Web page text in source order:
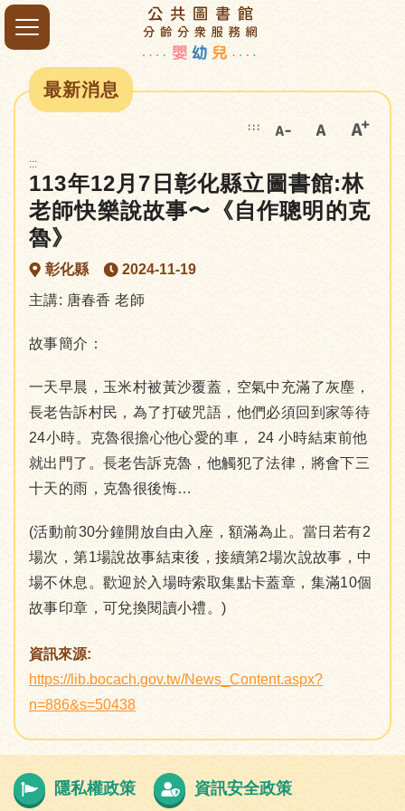
最新消息
:::
:::
113年12月7日彰化縣立圖書館:林
老師快樂說故事〜《自作聰明的克
魯》
彰化縣
2024-11-19
主講: 唐春香 老師
故事簡介：
一天早晨，玉米村被黃沙覆蓋，空氣中充滿了灰塵，
長老告訴村民，為了打破咒語，他們必須回到家等待
24小時。克魯很擔心他心愛的車， 24 小時結束前他
就出門了。長老告訴克魯，他觸犯了法律，將會下三
十天的雨，克魯很後悔…
(活動前30分鐘開放自由入座，額滿為止。當日若有2
場次，第1場說故事結束後，接續第2場次說故事，中
場不休息。歡迎於入場時索取集點卡蓋章，集滿10個
故事印章，可兌換閱讀小禮。)
資訊來源:
https://lib.bocach.gov.tw/News_Content.aspx?
n=886&s=50438
隱私權政策 資訊安全政策